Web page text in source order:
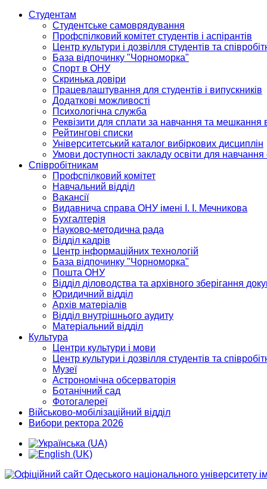
Студентам
Студентське самоврядування
Профспілковий комітет студентів і аспірантів
Центр культури і дозвілля студентів та
База відпочинку "Чорноморка"
Спорт в ОНУ
Скринька довіри
Працевлаштування для студентів і випускників
Додаткові можливості
Психологічна служба
Реквізити для сплати за навчання та мешкання
Рейтингові списки
Університетський каталог вибіркових дисциплін
Умови доступності закладу освіти для
Співробітникам
Профспілковий комітет
Навчальний відділ
Вакансії
Видавнича справа ОНУ імені І. І. Мечникова
Бухгалтерія
Науково-методична рада
Відділ кадрів
Центр інформаційних технологій
База відпочинку "Чорноморка"
Пошта ОНУ
Відділ діловодства та архівного зберігання
Юридичний відділ
Архів матеріалів
Відділ внутрішнього аудиту
Матеріальний відділ
Культура
Центри культури і мови
Центр культури і дозвілля студентів та
Музеї
Астрономічна обсерваторія
Ботанічний сад
Фотогалереї
Військово-мобілізаційний відділ
Вибори ректора 2026